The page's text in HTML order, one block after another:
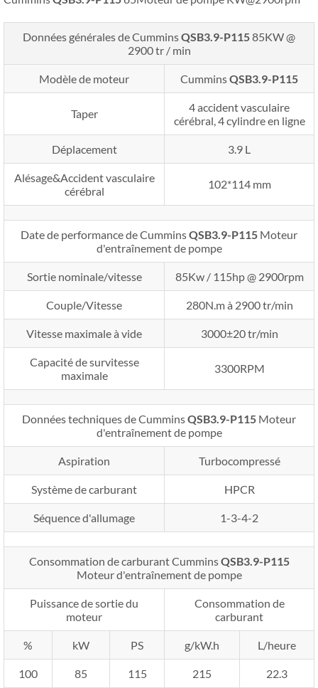
Données générales de CumminsQSB3.9-P11585KW @
2900 tr / min
Modèle de moteur CumminsQSB3.9-P115
Taper
4 accident vasculaire
cérébral, 4 cylindre en ligne
Déplacement 3.9 L
Alésage&Accident vasculaire
cérébral
102*114 mm
Date de performance de CumminsQSB3.9-P115 Moteur
d'entraînement de pompe
Sortie nominale/vitesse 85Kw / 115hp @ 2900rpm
Couple/Vitesse 280N.m à 2900 tr/min
Vitesse maximale à vide 3000±20 tr/min
Capacité de survitesse
maximale
3300RPM
Données techniques de CumminsQSB3.9-P115 Moteur
d'entraînement de pompe
Aspiration Turbocompressé
Système de carburant HPCR
Séquence d'allumage 1-3-4-2
Consommation de carburant CumminsQSB3.9-P115
Moteur d'entraînement de pompe
Puissance de sortie du
moteur
Consommation de
carburant
% kW PS g/kW.h L/heure
100 85 115 215 22.3